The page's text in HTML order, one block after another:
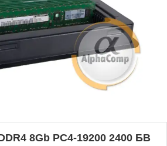
8Gb PC4-19200 2400 БВ